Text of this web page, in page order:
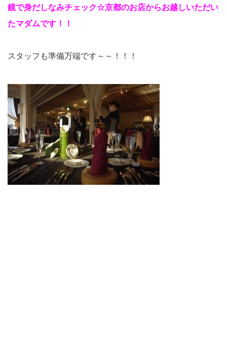
鏡で身だしなみチェック☆京都のお店からお越しいただい
たマダムです！！
スタッフも準備万端です～～！！！